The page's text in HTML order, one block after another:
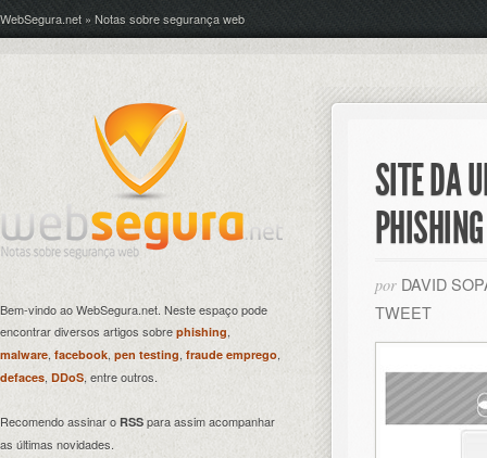
WebSegura.net » Notas sobre segurança web
SITE DA
PHISHING
por DAVID
TWEET
Bem-vindo ao WebSegura.net. Neste espaço pode
encontrar diversos artigos sobre phishing,
malware, facebook, pen testing fraude emprego,
defaces, DDoS, entre outros.
Recomendo assinar o RSS para assim acompanhar
as últimas novidades.